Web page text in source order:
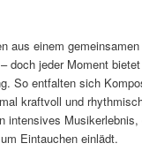
aus einem
doch jeder Moment
So entfalten sich
kraftvoll und
intensives
Eintauchen einlädt.